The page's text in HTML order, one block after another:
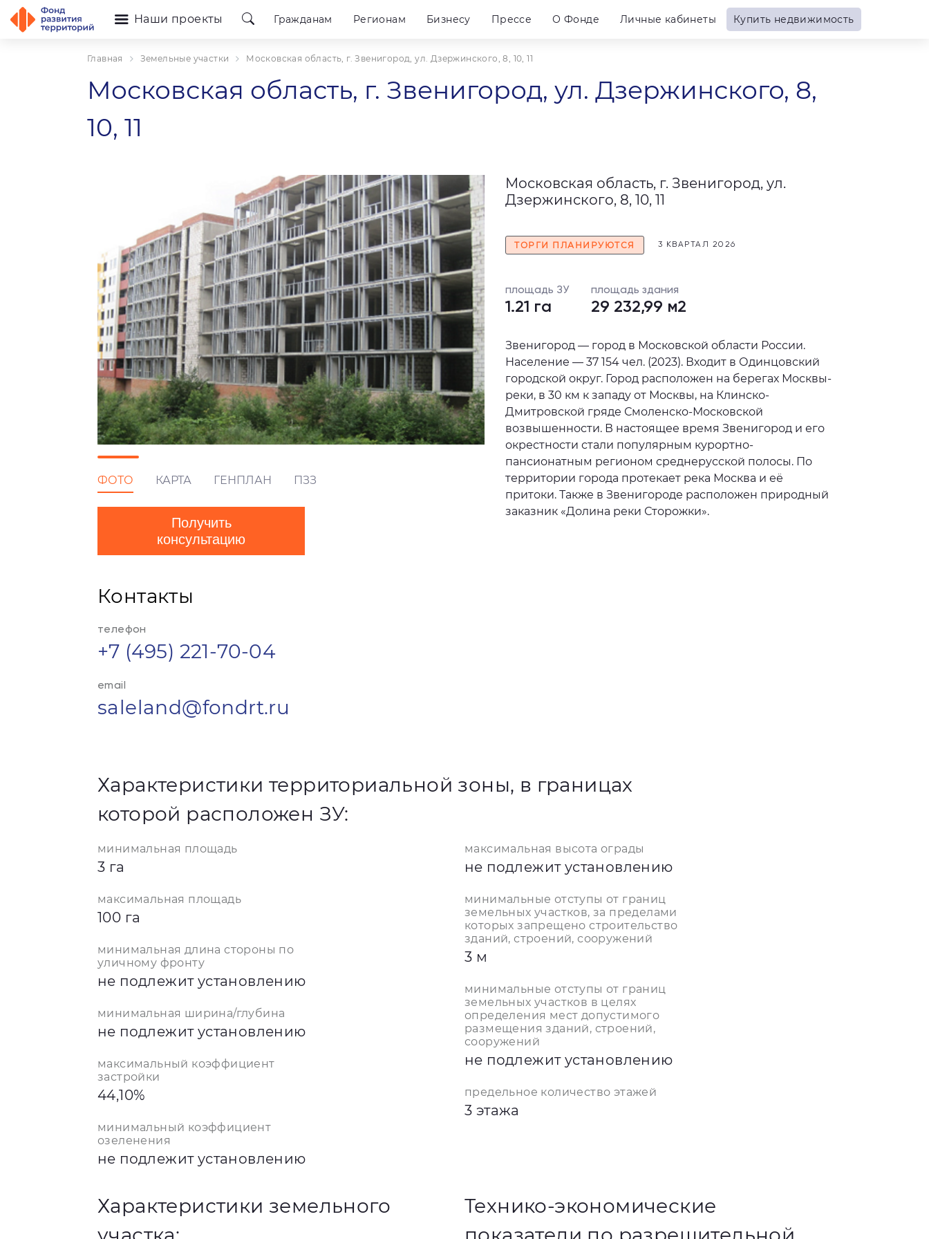
Наши проекты Гражданам Регионам Бизнесу Прессе О Фонде Личные кабинеты Купить недвижимость
Главная Земельные участки Московская область, г. Звенигород, ул. Дзержинского, 8, 10, 11
Московская область, г. Звенигород, ул. Дзержинского, 8,
10, 11
ФОТО КАРТА ГЕНПЛАН ПЗЗ
Получить
консультацию
Московская область, г. Звенигород, ул.
Дзержинского, 8, 10, 11
ТОРГИ ПЛАНИРУЮТСЯ 3 КВАРТАЛ 2026
площадь ЗУ
1.21 га
площадь здания
29 232,99 м2
Звенигород — город в Московской области России.
Население — 37 154 чел. (2023). Входит в Одинцовский
городской округ. Город расположен на берегах Москвы-
реки, в 30 км к западу от Москвы, на Клинско-
Дмитровской гряде Смоленско-Московской
возвышенности. В настоящее время Звенигород и его
окрестности стали популярным курортно-
пансионатным регионом среднерусской полосы. По
территории города протекает река Москва и её
притоки. Также в Звенигороде расположен природный
заказник «Долина реки Сторожки».
Контакты
телефон
+7 (495) 221-70-04
email
saleland@fondrt.ru
Характеристики территориальной зоны, в границах
которой расположен ЗУ:
минимальная площадь
3 га
максимальная площадь
100 га
минимальная длина стороны по
уличному фронту
не подлежит установлению
минимальная ширина/глубина
не подлежит установлению
максимальный коэффициент
застройки
44,10%
минимальный коэффициент
озеленения
не подлежит установлению
максимальная высота ограды
не подлежит установлению
минимальные отступы от границ
земельных участков, за пределами
которых запрещено строительство
зданий, строений, сооружений
3 м
минимальные отступы от границ
земельных участков в целях
определения мест допустимого
размещения зданий, строений,
сооружений
не подлежит установлению
предельное количество этажей
3 этажа
Характеристики земельного
Технико-экономические